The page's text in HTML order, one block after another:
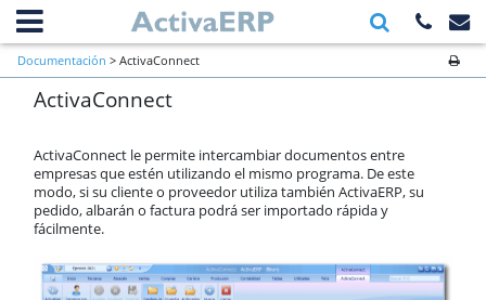
Información general
Primeros pasos a verificar al inicio
de una empresa
Compras
Almacén
Cartera
Producción
AnyWhere
Órdenes de trabajo
Documentación > ActivaConnect
ActivaConnect
ActivaConnect le permite intercambiar documentos entre
empresas que estén utilizando el mismo programa. De este
modo, si su cliente o proveedor utiliza también ActivaERP, su
pedido, albarán o factura podrá ser importado rápida y
fácilmente.